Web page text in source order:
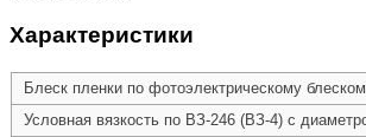
Характеристики
Блеск пленки по фотоэлектрическому
Условная вязкость по ВЗ-246 (ВЗ-4) с